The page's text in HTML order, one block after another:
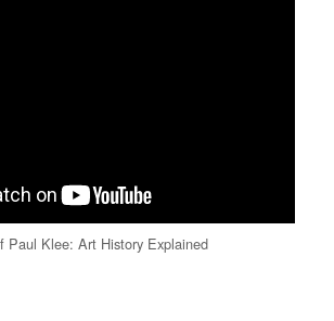
Paul Klee: Art History Explained